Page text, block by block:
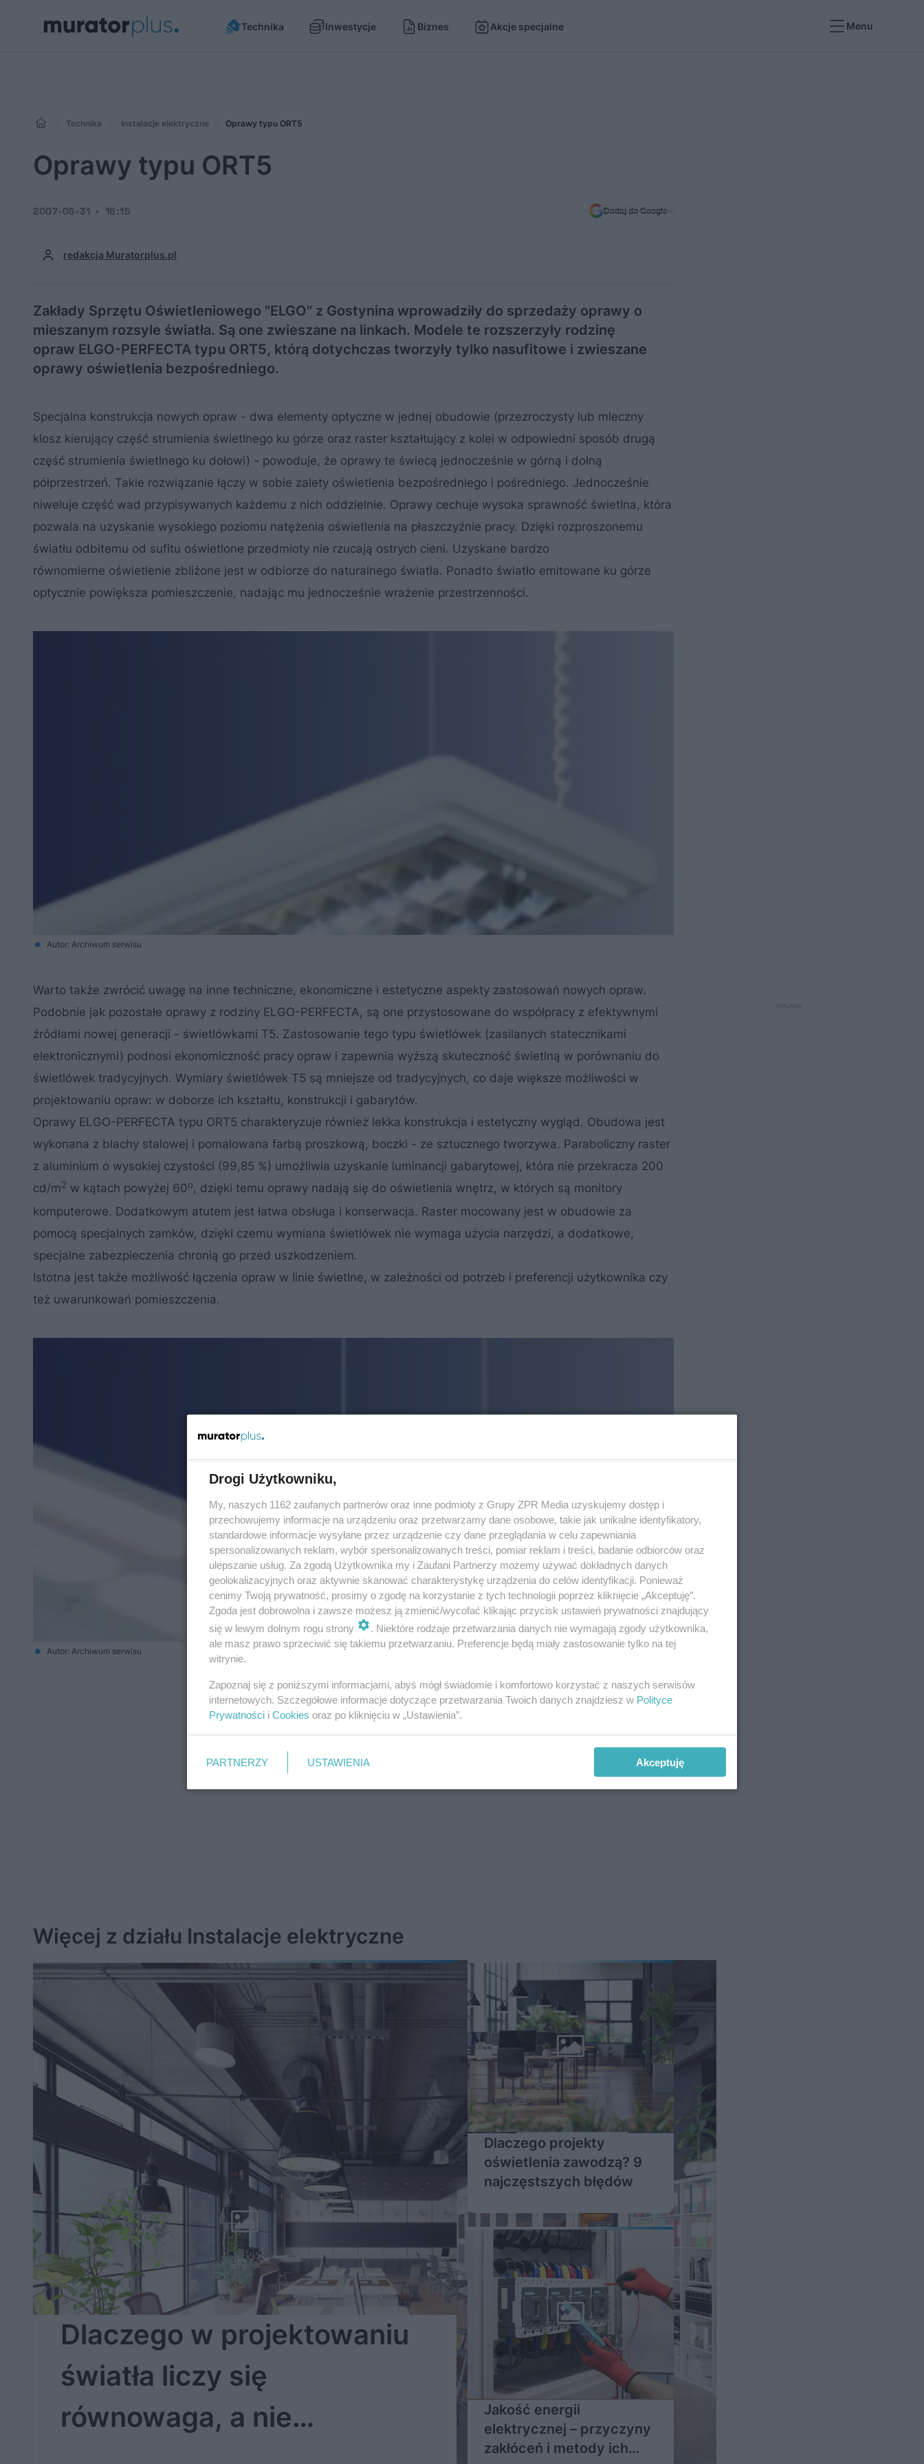
Technika Inwestycje Biznes Akcje specjalne Menu
Technika Instalacje elektryczne Oprawy typu ORT5
Oprawy typu ORT5
redakcja Muratorplus.pl
2007-05-31 16:15 Dodaj do Google
Zakłady Sprzętu Oświetleniowego "ELGO" z Gostynina wprowadziły do sprzedaży oprawy o
mieszanym rozsyle światła. Są one zwieszane na linkach. Modele te rozszerzyły rodzinę
opraw ELGO-PERFECTA typu ORT5, którą dotychczas tworzyły tylko nasufitowe i zwieszane
oprawy oświetlenia bezpośredniego.
Specjalna konstrukcja nowych opraw - dwa elementy optyczne w jednej obudowie (przezroczysty lub mleczny
klosz kierujący część strumienia świetlnego ku górze oraz raster kształtujący z kolei w odpowiedni sposób drugą
część strumienia świetlnego ku dołowi) - powoduje, że oprawy te świecą jednocześnie w górną i dolną
półprzestrzeń. Takie rozwiązanie łączy w sobie zalety oświetlenia bezpośredniego i pośredniego. Jednocześnie
niweluje część wad przypisywanych każdemu z nich oddzielnie. Oprawy cechuje wysoka sprawność świetlna, która
pozwala na uzyskanie wysokiego poziomu natężenia oświetlenia na płaszczyźnie pracy. Dzięki rozproszonemu
światłu odbitemu od sufitu oświetlone przedmioty nie rzucają ostrych cieni. Uzyskane bardzo
równomierne oświetlenie zbliżone jest w odbiorze do naturalnego światła. Ponadto światło emitowane ku górze
optycznie powiększa pomieszczenie, nadając mu jednocześnie wrażenie przestrzenności.
Autor: Archiwum serwisu
Warto także zwrócić uwagę na inne techniczne, ekonomiczne i estetyczne aspekty zastosowań nowych opraw.
Podobnie jak pozostałe oprawy z rodziny ELGO-PERFECTA, są one przystosowane do współpracy z efektywnymi
źródłami nowej generacji - świetlówkami T5. Zastosowanie tego typu świetlówek (zasilanych statecznikami
elektronicznymi) podnosi ekonomiczność pracy opraw i zapewnia wyższą skuteczność świetlną w porównaniu do
świetlówek tradycyjnych. Wymiary świetlówek T5 są mniejsze od tradycyjnych, co daje większe możliwości w
projektowaniu opraw: w doborze ich kształtu, konstrukcji i gabarytów.
Oprawy ELGO-PERFECTA typu ORT5 charakteryzuje również lekka konstrukcja i estetyczny wygląd. Obudowa jest
wykonana z blachy stalowej i pomalowana farbą proszkową, boczki - ze sztucznego tworzywa. Paraboliczny raster
z aluminium o wysokiej czystości (99,85 %) umożliwia uzyskanie luminancji gabarytowej, która nie przekracza 200
cd/m2 w kątach powyżej 60o , dzięki temu oprawy nadają się do oświetlenia wnętrz, w których są monitory
komputerowe. Dodatkowym atutem jest łatwa obsługa i konserwacja. Raster mocowany jest w obudowie za
pomocą specjalnych zamków, dzięki czemu wymiana świetlówek nie wymaga użycia narzędzi, a dodatkowe,
specjalne zabezpieczenia chronią go przed uszkodzeniem.
Istotna jest także możliwość łączenia opraw w linie świetlne, w zależności od potrzeb i preferencji użytkownika czy
też uwarunkowań pomieszczenia.
Autor: Archiwum serwisu
Więcej z działu Instalacje elektryczne
Dlaczego w projektowaniu
światła liczy się
równowaga, a nie
Dlaczego projekty
oświetlenia zawodzą? 9
najczęstszych błędów
Jakość energii
elektrycznej – przyczyny
zakłóceń i metody ich
Drogi Użytkowniku,
My, naszych 1162 zaufanych partnerów oraz inne podmioty z Grupy ZPR Media uzyskujemy dostęp i
przechowujemy informacje na urządzeniu oraz przetwarzamy dane osobowe, takie jak unikalne identyfikatory,
standardowe informacje wysyłane przez urządzenie czy dane przeglądania w celu zapewniania
spersonalizowanych reklam, wybór spersonalizowanych treści, pomiar reklam i treści, badanie odbiorców oraz
ulepszanie usług. Za zgodą Użytkownika my i Zaufani Partnerzy możemy używać dokładnych danych
geolokalizacyjnych oraz aktywnie skanować charakterystykę urządzenia do celów identyfikacji. Ponieważ
cenimy Twoją prywatność, prosimy o zgodę na korzystanie z tych technologii poprzez kliknięcie „Akceptuję”.
Zgoda jest dobrowolna i zawsze możesz ją zmienić/wycofać klikając przycisk ustawień prywatności znajdujący
się w lewym dolnym rogu strony
. Niektóre rodzaje przetwarzania danych nie wymagają zgody użytkownika,
ale masz prawo sprzeciwić się takiemu przetwarzaniu. Preferencje będą miały zastosowanie tylko na tej
witrynie.
Zapoznaj się z poniższymi informacjami, abyś mógł świadomie i komfortowo korzystać z naszych serwisów
internetowych. Szczegółowe informacje dotyczące przetwarzania Twoich danych znajdziesz w Polityce
Prywatności i Cookies oraz po kliknięciu w „Ustawienia”.
PARTNERZY USTAWIENIA Akceptuję